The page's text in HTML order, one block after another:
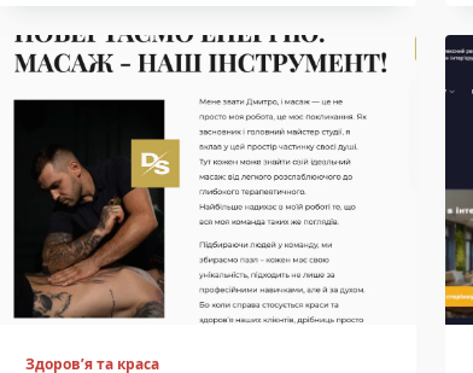
Здоров’я та краса